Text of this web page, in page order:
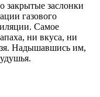
закрытые заслонки
газового
Самое
ни вкуса, ни
Надышавшись им,